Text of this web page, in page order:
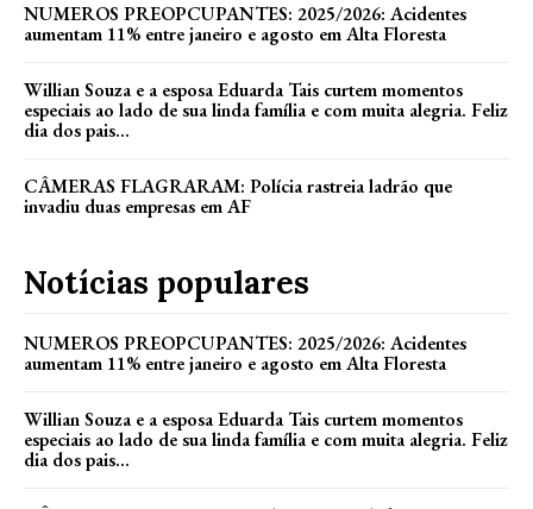
NUMEROS PREOPCUPANTES: 2025/2026: Acidentes
aumentam 11% entre janeiro e agosto em Alta Floresta
Willian Souza e a esposa Eduarda Tais curtem momentos
especiais ao lado de sua linda família e com muita alegria. Feliz
dia dos pais...
CÂMERAS FLAGRARAM: Polícia rastreia ladrão que
invadiu duas empresas em AF
Notícias populares
NUMEROS PREOPCUPANTES: 2025/2026: Acidentes
aumentam 11% entre janeiro e agosto em Alta Floresta
Willian Souza e a esposa Eduarda Tais curtem momentos
especiais ao lado de sua linda família e com muita alegria. Feliz
dia dos pais...